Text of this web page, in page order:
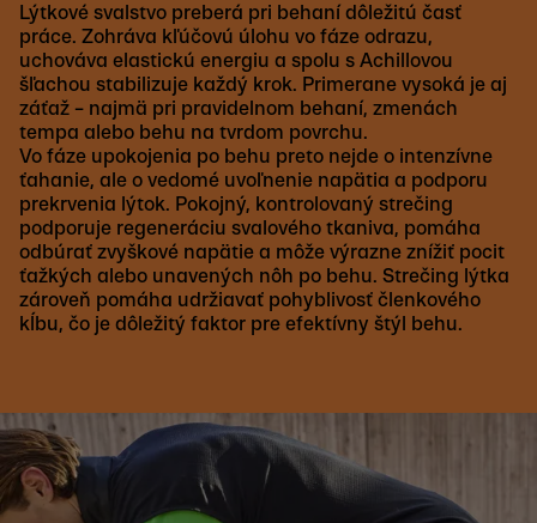
Lýtkové svalstvo preberá pri behaní dôležitú časť
práce. Zohráva kľúčovú úlohu vo fáze odrazu,
uchováva elastickú energiu a spolu s Achillovou
šľachou stabilizuje každý krok. Primerane vysoká je aj
záťaž – najmä pri pravidelnom behaní, zmenách
tempa alebo behu na tvrdom povrchu.
Vo fáze upokojenia po behu preto nejde o intenzívne
ťahanie, ale o vedomé uvoľnenie napätia a podporu
prekrvenia lýtok. Pokojný, kontrolovaný strečing
podporuje regeneráciu svalového tkaniva, pomáha
odbúrať zvyškové napätie a môže výrazne znížiť pocit
ťažkých alebo unavených nôh po behu. Strečing lýtka
zároveň pomáha udržiavať pohyblivosť členkového
kĺbu, čo je dôležitý faktor pre efektívny štýl behu.